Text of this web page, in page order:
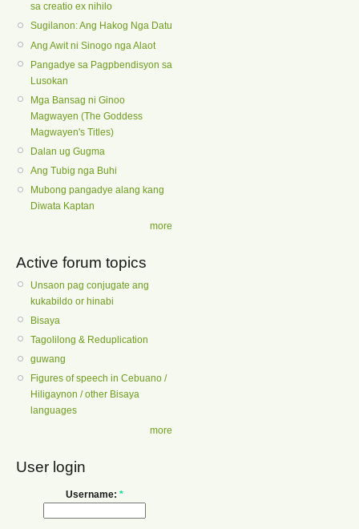
sa creatio ex nihilo
Sugilanon: Ang Hakog Nga Datu
Ang Awit ni Sinogo nga Alaot
Pangadye sa Pagpbendisyon sa
Lusokan
Mga Bansag ni Ginoo
Magwayen (The Goddess
Magwayen's Titles)
Dalan ug Gugma
Ang Tubig nga Buhi
Mubong pangadye alang kang
Diwata Kaptan
more
Active forum topics
Unsaon pag conjugate ang
kukabildo or hinabi
Bisaya
Tagolilong & Reduplication
guwang
Figures of speech in Cebuano /
Hiligaynon / other Bisaya
languages
more
User login
Username: *